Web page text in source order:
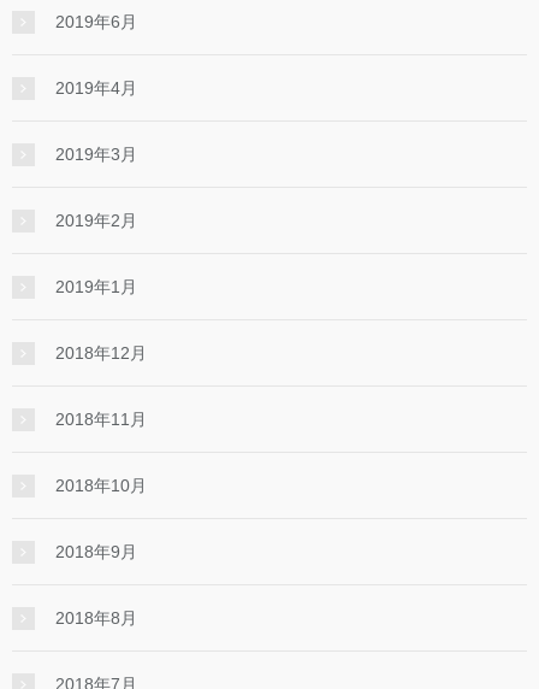
2019年6月
2019年4月
2019年3月
2019年2月
2019年1月
2018年12月
2018年11月
2018年10月
2018年9月
2018年8月
2018年7月